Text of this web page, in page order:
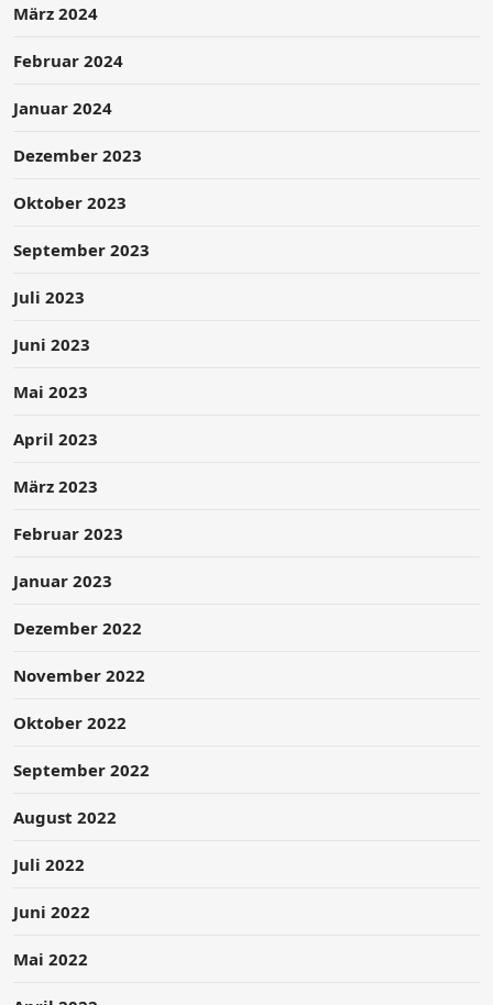
März 2024
Februar 2024
Januar 2024
Dezember 2023
Oktober 2023
September 2023
Juli 2023
Juni 2023
Mai 2023
April 2023
März 2023
Februar 2023
Januar 2023
Dezember 2022
November 2022
Oktober 2022
September 2022
August 2022
Juli 2022
Juni 2022
Mai 2022